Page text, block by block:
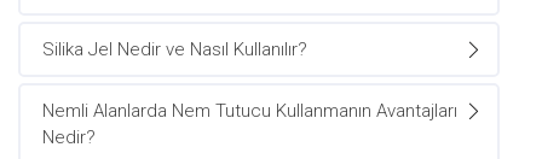
Silika Jel Nedir ve Nasıl Kullanılır?
Nemli Alanlarda Nem Tutucu Kullanmanın Avantajları
Nedir?